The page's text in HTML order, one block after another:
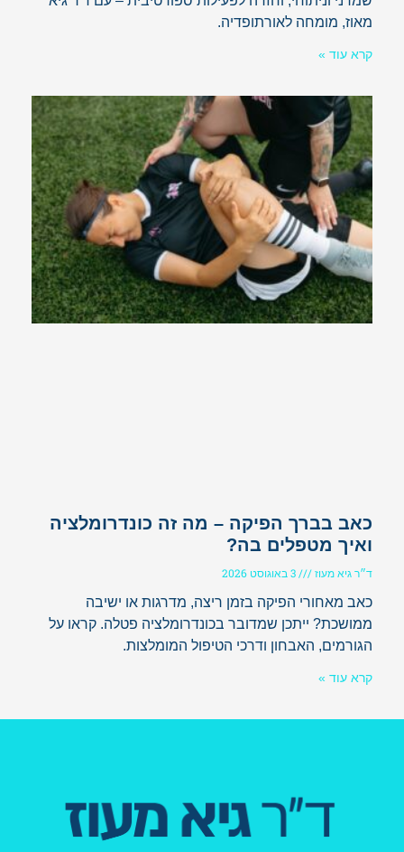
מאוז, מומחה לאורתופדיה.
קרא עוד »
כאב בברך הפיקה – מה זה כונדרומלציה
ואיך מטפלים בה?
ד״ר גיא מעוז
כאב מאחורי הפיקה בזמן ריצה, מדרגות או ישיבה
ממושכת? ייתכן שמדובר בכונדרומלציה פטלה. קראו על
הגורמים, האבחון ודרכי הטיפול המומלצות.
קרא עוד »